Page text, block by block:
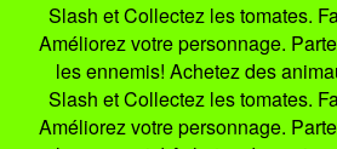
Slash et Collectez les tomates.
Améliorez votre personnage.
les ennemis! Achetez des
Slash et Collectez les tomates.
Améliorez votre personnage.